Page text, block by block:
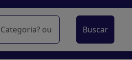
Buscar